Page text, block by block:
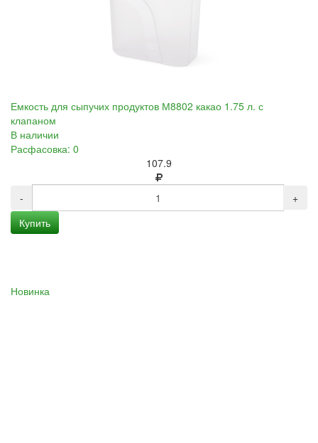
Емкость для сыпучих продуктов М8802 какао 1.75 л. с
клапаном
В наличии
Расфасовка: 0
107.9
-
+
Купить
Новинка